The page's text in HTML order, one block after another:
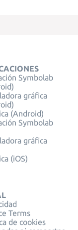
Symbolab
gráfica
(Android)
Symbolab
gráfica
(iOS)
Terms
de cookies